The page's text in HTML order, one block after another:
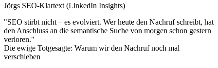
Jörgs SEO-Klartext (LinkedIn Insights)
"SEO stirbt nicht – es evolviert. Wer heute den Nachruf schreibt, hat
den Anschluss an die semantische Suche von morgen schon gestern
verloren."
Die ewige Totgesagte: Warum wir den Nachruf noch mal
verschieben